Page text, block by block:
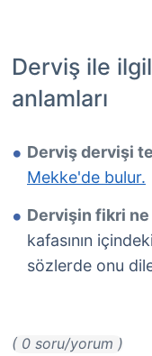
Derviş ile
anlamları
Derviş dervişi
Mekke'de bulur.
Dervişin fikri
kafasının
sözlerde onu
( 0 soru/yorum )